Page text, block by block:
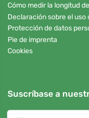
Cómo medir la longitud
Declaración sobre el uso
Protección de datos
Pie de imprenta
Cookies
Suscríbase a